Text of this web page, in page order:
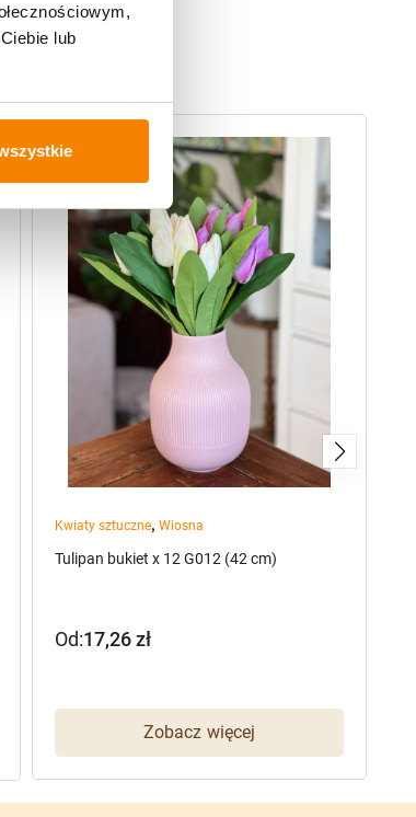
lub
Kwiaty sztuczne, Wiosna
Tulipan bukiet x 12 G012 (42 cm)
Zobacz więcej
Od:17,26zł